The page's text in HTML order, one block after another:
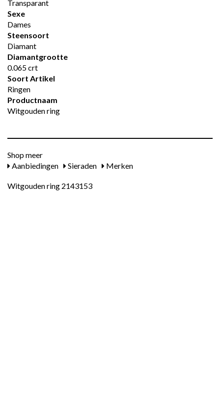
Transparant
Sexe
Dames
Steensoort
Diamant
Diamantgrootte
0.065 crt
Soort Artikel
Ringen
Productnaam
Witgouden ring
Shop meer
Aanbiedingen
Sieraden Merken
Witgouden ring 2143153